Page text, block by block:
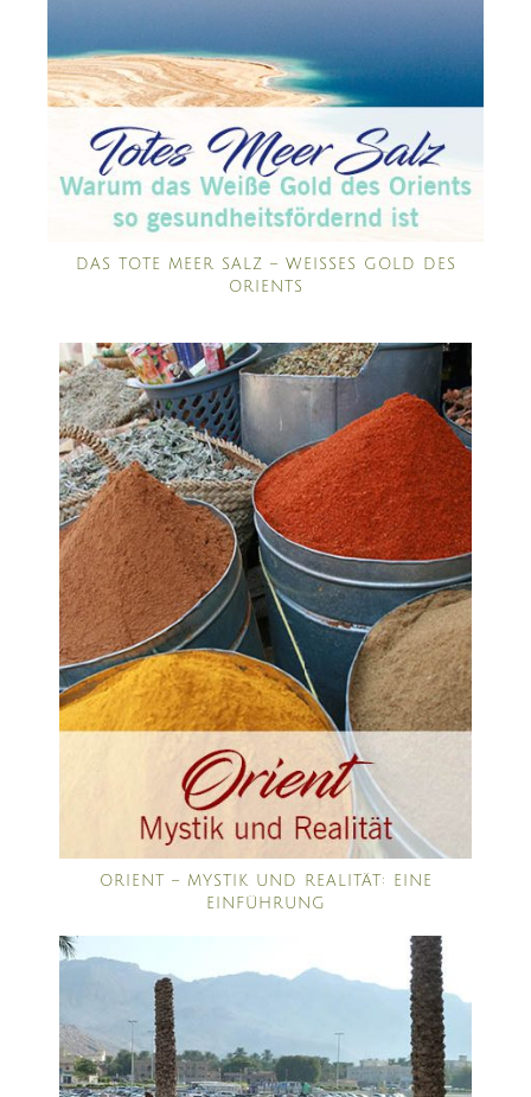
DAS TOTE MEER SALZ – WEISSES GOLD DES O
RIENTS
ORIENT – MYSTIK UND REALITÄT: EINE
EINFÜHRUNG